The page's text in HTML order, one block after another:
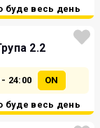
буде весь день
2.2
- 24:00 ON
буде весь день